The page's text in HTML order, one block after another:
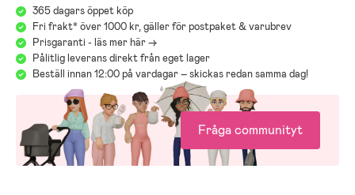
365 dagars öppet köp
Fri frakt* över 1000 kr, gäller för postpaket & varubrev
Prisgaranti - läs mer här ->
Pålitlig leverans direkt från eget lager
Beställ innan 12:00 på vardagar – skickas redan samma dag!
Fråga communityt